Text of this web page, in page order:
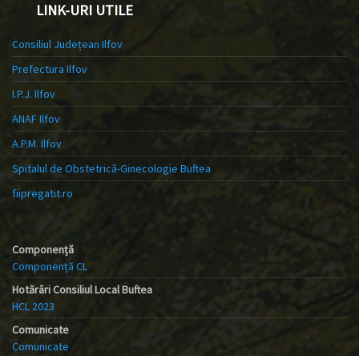
LINK-URI UTILE
Consiliul Județean Ilfov
Prefectura Ilfov
I.P.J. Ilfov
ANAF Ilfov
A.P.M. Ilfov
Spitalul de Obstetrică-Ginecologie Buftea
fiipregatit.ro
Componență
Componență CL
Hotărâri Consiliul Local Buftea
HCL 2023
Comunicate
Comunicate